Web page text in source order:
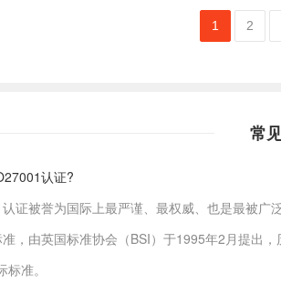
1 2
常
认证?
证被誉为国际上最严谨、最权威、也是最被
，由英国标准协会（BSI）于1995年2月提出
准。